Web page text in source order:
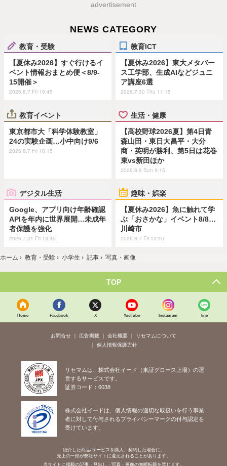
advertisement
NEWS CATEGORY
教育・受験
【夏休み2026】すぐ行けるイ
ベント情報おまとめ便＜8/9-
15開催＞
2026.8.7 Fri 19:45
教育ICT
【夏休み2026】東大メタバー
ス工学部、生成AIなどジュニ
ア講座6選
2026.7.30 Thu 11:15
教育イベント
東京都市大「科学体験教室」
24の実験企画…小中向け9/6
2026.8.7 Fri 18:15
生活・健康
【高校野球2026夏】第4日青
森山田・東日大昌平・大分
商・英明が勝利、第5日は花巻
東vs新田ほか
2026.8.9 Sun 9:15
デジタル生活
Google、アプリ向け年齢確認
APIを年内に世界展開…未成年
者保護を強化
2026.7.31 Fri 13:45
趣味・娯楽
【夏休み2026】魚に触れて学
ぶ「おさかな」イベント8/8…
川崎市
2026.8.7 Fri 10:45
ホーム › 教育・受験 › 小学生 › 記事 › 写真・画像
TOP
Home Facebook X YouTube Instagram line
お問合せ 広告掲載 会社概要
リセマムについて
個人情報保護方針
リセマムは、株式会社イード（東証グロース上場）の運
営するサービスです。
証券コード：6038
株式会社イードは、個人情報の適切な取扱いを行う事業
者に対して付与されるプライバシーマークの付与認定を
受けています。
紹介した商品/サービスを購入、契約した場合に、
売上の一部が弊社サイトに還元されることがあります。
当サイトに掲載の記事・見出し・写真・画像の無断転載を禁じます。